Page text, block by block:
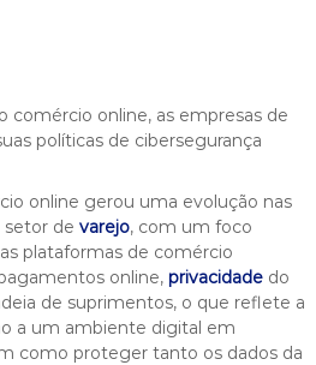
comércio online, as empresas de
políticas de cibersegurança
online gerou uma evolução nas
setor de varejo, com um foco
plataformas de comércio
online, privacidadedo
de suprimentos, o que reflete a
a um ambiente digital em
como proteger tanto os dados da